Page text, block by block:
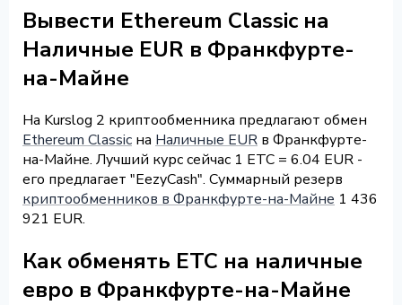
Вывести Ethereum Classic на
Наличные EUR в Франкфурте-
на-Майне
На Kurslog 2 криптообменника предлагают обмен
Ethereum Classic на Наличные EUR в Франкфурте-
на-Майне. Лучший курс сейчас 1 ETC = 6.04 EUR -
его предлагает "EezyCash". Суммарный резерв
криптообменников в Франкфурте-на-Майне 1 436
921 EUR.
Как обменять ETC на наличные
евро в Франкфурте-на-Майне